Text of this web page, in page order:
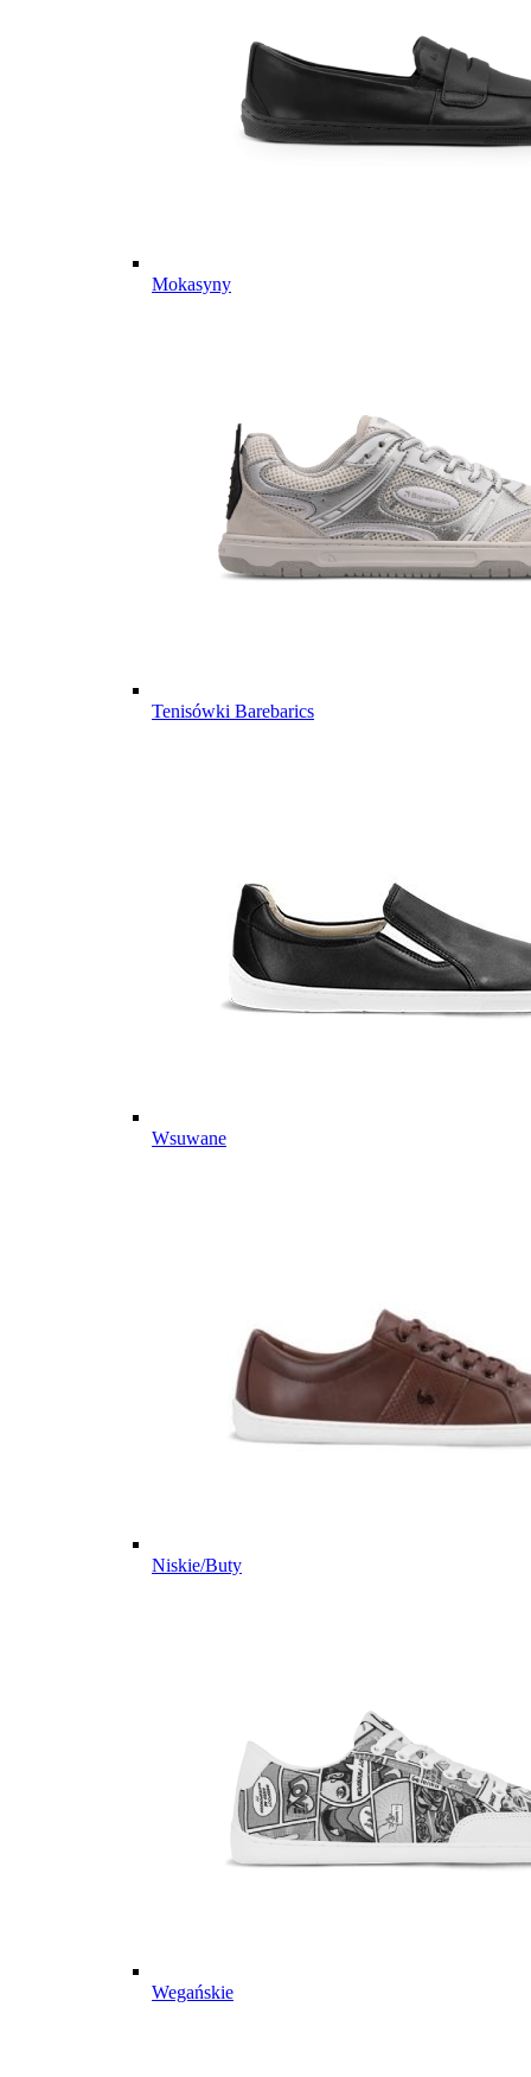
Mokasyny
Tenisówki Barebarics
Wsuwane
Niskie/Buty
Wegańskie